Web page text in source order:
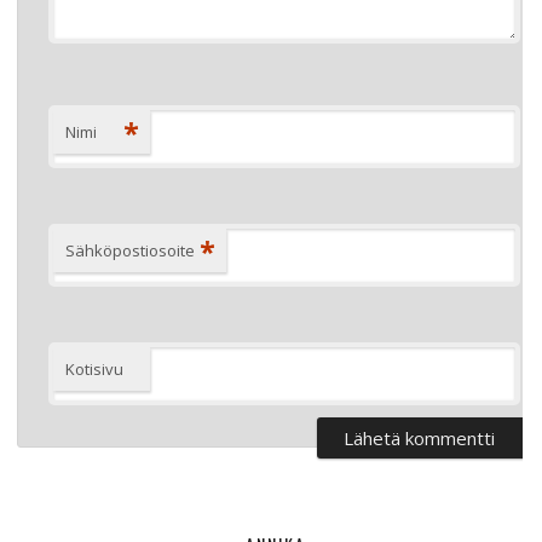
Nimi *
Sähköpostiosoite *
Kotisivu